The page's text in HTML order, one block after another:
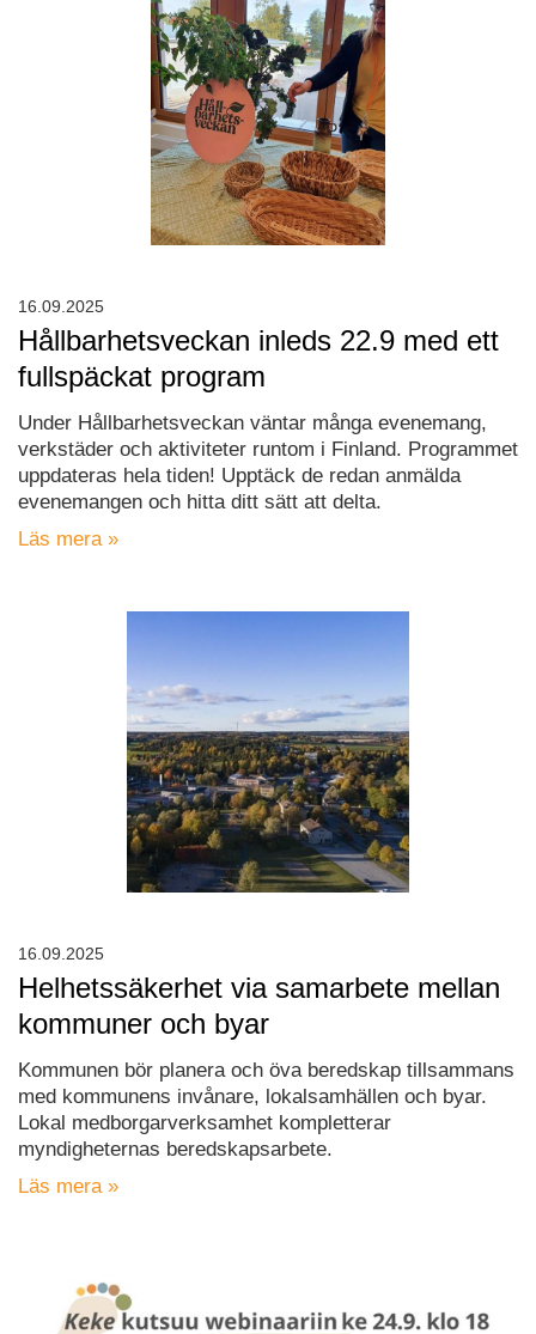
Hållbarhetsveckan inleds 22.9 med ett
fullspäckat program
Under Hållbarhetsveckan väntar många evenemang,
verkstäder och aktiviteter runtom i Finland. Programmet
uppdateras hela tiden! Upptäck de redan anmälda
evenemangen och hitta ditt sätt att delta.
Läs mera »
16.09.2025
Helhetssäkerhet via samarbete mellan
kommuner och byar
Kommunen bör planera och öva beredskap tillsammans
med kommunens invånare, lokalsamhällen och byar.
Lokal medborgarverksamhet kompletterar
myndigheternas beredskapsarbete.
Läs mera »
16.09.2025